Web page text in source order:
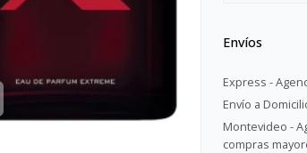
Envíos
Express -
Envío a
Montevideo -
compras